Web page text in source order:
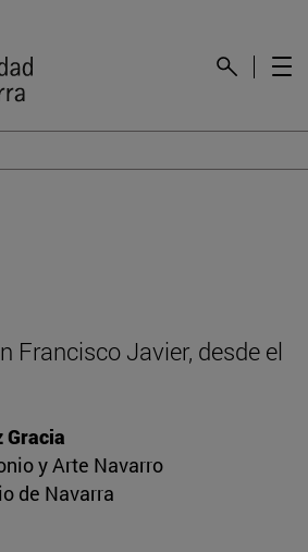
Francisco Javier, desde el
Gracia
y Arte Navarro
de Navarra